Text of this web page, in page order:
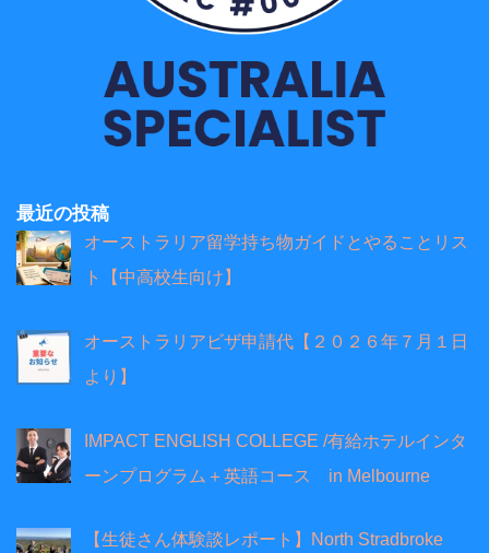
最近の投稿
オーストラリア留学持ち物ガイドとやることリス
ト【中高校生向け】
オーストラリアビザ申請代【２０２６年７月１日
より】
IMPACT ENGLISH COLLEGE /有給ホテルインタ
ーンプログラム＋英語コース in Melbourne
【生徒さん体験談レポート】North Stradbroke